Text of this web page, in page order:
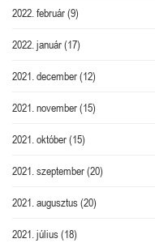
2022. február(9)
2022. január(17)
2021. december(12)
2021. november(15)
2021. október(15)
2021. szeptember(20)
2021. augusztus(20)
2021. július(18)